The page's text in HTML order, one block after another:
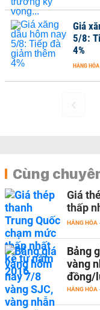
Giá
5/8:
4%
HÀNG HÓA
Cùng
Giá
thấp
HÀNG HÓA
Bảng
vàng
đồng/
HÀNG HÓA